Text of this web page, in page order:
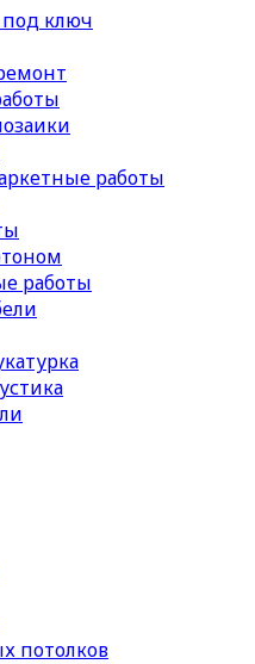
ключ
работы
работы
потолков